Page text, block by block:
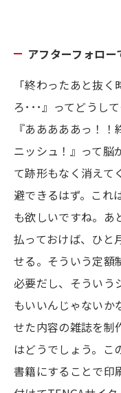
アフターフォロー
「終わったあと抜
ろ･･･』ってどうし
『あああああっ！
ニッシュ！』って脳
て跡形もなく消えて
避できるはず。これ
も欲しいですね。あ
払っておけば、ひと
せる。そういう定額
必要だし、そういう
もいいんじゃないか
せた内容の雑誌を制
はどうでしょう。こ
書籍にすることで印